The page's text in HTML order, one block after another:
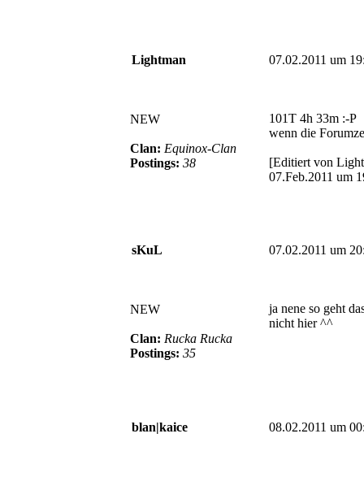
Lightman 07.02.2011 um
NEW
Clan: Equinox-Clan
Postings: 38
101T 4h 33m :-P
wenn die
[Editiert von
07.Feb.2011 um
sKuL 07.02.2011 um
NEW
Clan: Rucka Rucka
Postings: 35
ja nene so geht
nicht hier ^^
blan|kaice 08.02.2011 um